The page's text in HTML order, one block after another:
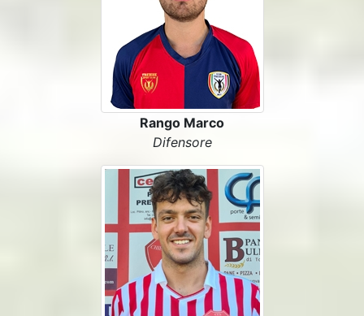
Rango Marco
Difensore